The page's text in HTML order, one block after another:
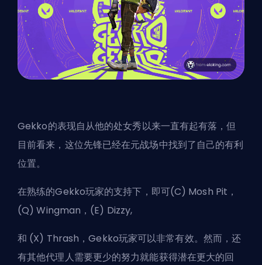
Gekko的表现自从他的处女秀以来一直有起有落，但
目前看来，这位先锋已经在元战场中找到了自己的有利
位置。
在熟练的Gekko玩家的支持下，即可(C) Mosh Pit，
(Q) Wingman，(E) Dizzy,
和 (X) Thrash，Gekko玩家可以非常有效。然而，还
有其他代理人需要更少的努力就能获得潜在更大的回